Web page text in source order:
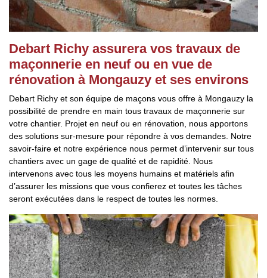
Debart Richy assurera vos travaux de
maçonnerie en neuf ou en vue de
rénovation à Mongauzy et ses environs
Debart Richy et son équipe de maçons vous offre à Mongauzy la
possibilité de prendre en main tous travaux de maçonnerie sur
votre chantier. Projet en neuf ou en rénovation, nous apportons
des solutions sur-mesure pour répondre à vos demandes. Notre
savoir-faire et notre expérience nous permet d’intervenir sur tous
chantiers avec un gage de qualité et de rapidité. Nous
intervenons avec tous les moyens humains et matériels afin
d’assurer les missions que vous confierez et toutes les tâches
seront exécutées dans le respect de toutes les normes.